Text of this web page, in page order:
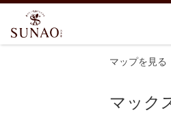
マップを見る
マック